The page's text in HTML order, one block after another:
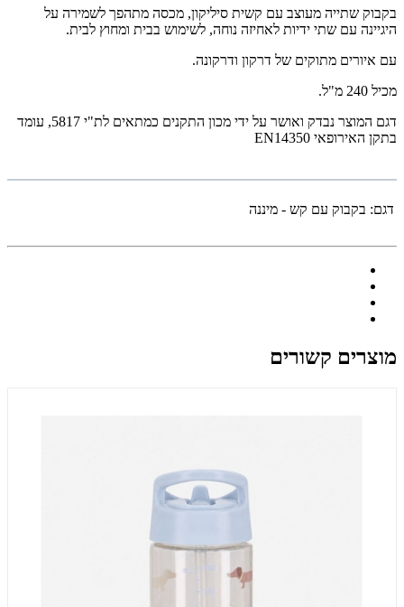
בקבוק שתייה מעוצב עם קשית סיליקון, מכסה מתהפך לשמירה על
היגיינה עם שתי ידיות לאחיזה נוחה, לשימוש בבית ומחוץ לבית.
עם איורים מתוקים של דרקון ודרקונה.
מכיל 240 מ"ל.
דגם המוצר נבדק ואושר על ידי מכון התקנים כמתאים לת"י 5817, עומד
בתקן האירופאי EN14350
דגם: בקבוק עם קש - מיננה
מוצרים קשורים